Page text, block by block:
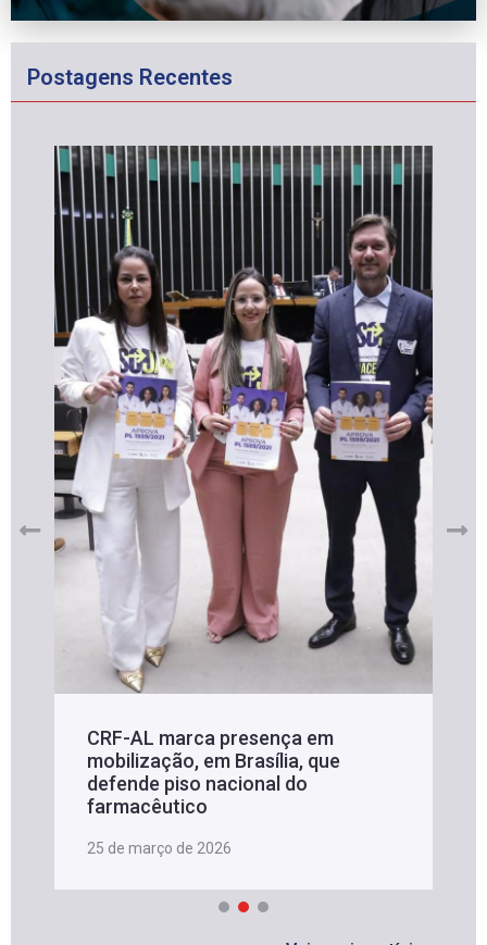
Postagens Recentes
CRF-AL marca presença em
mobilização, em Brasília, que
defende piso nacional do
farmacêutico
25 de março de 2026